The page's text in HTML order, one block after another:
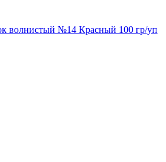
волнистый №14 Красный 100 гр/уп